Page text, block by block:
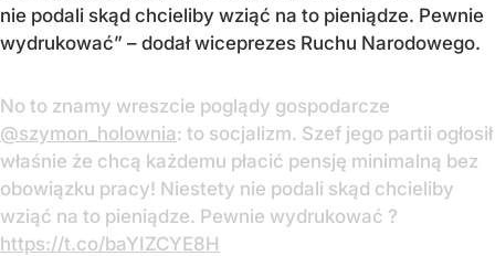
nie podali skąd chcieliby wziąć na to pieniądze. Pewnie
wydrukować” – dodał wiceprezes Ruchu Narodowego.
No to znamy wreszcie poglądy gospodarcze
@szymon_holownia: to socjalizm. Szef jego partii ogłosił
właśnie że chcą każdemu płacić pensję minimalną bez
obowiązku pracy! Niestety nie podali skąd chcieliby
wziąć na to pieniądze. Pewnie wydrukować ?
https://t.co/baYIZCYE8H